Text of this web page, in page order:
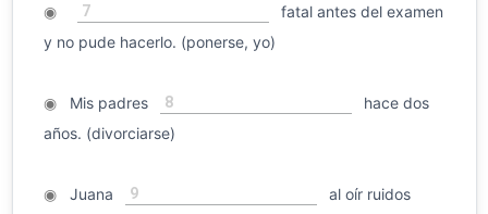
◉ 7
fatal antes del examen
y no pude hacerlo. (ponerse, yo)
◉Mis padres 8
hace dos
años. (divorciarse)
◉Juana 9
al oír ruidos